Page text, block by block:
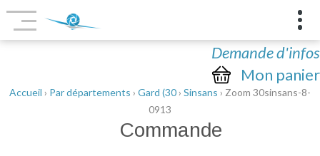
Demande d'infos
Mon panier
Accueil › Par départements › Gard (30› Sinsans › Zoom 30sinsans-8-
0913
Commande